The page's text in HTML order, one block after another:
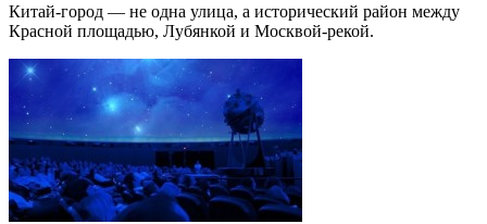
Китай-город — не одна улица, а исторический район между
Красной площадью, Лубянкой и Москвой-рекой.